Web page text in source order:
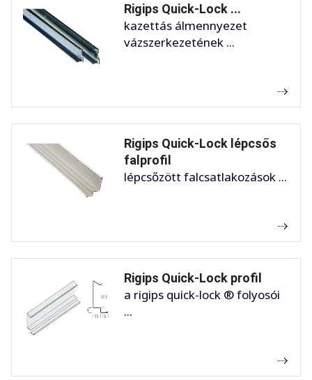
Rigips Quick-Lock ...
kazettás álmennyezet
vázszerkezetének ...
Rigips Quick-Lock lépcsős
falprofil
lépcsőzött falcsatlakozások ...
Rigips Quick-Lock profil
a rigips quick-lock ® folyosói
...